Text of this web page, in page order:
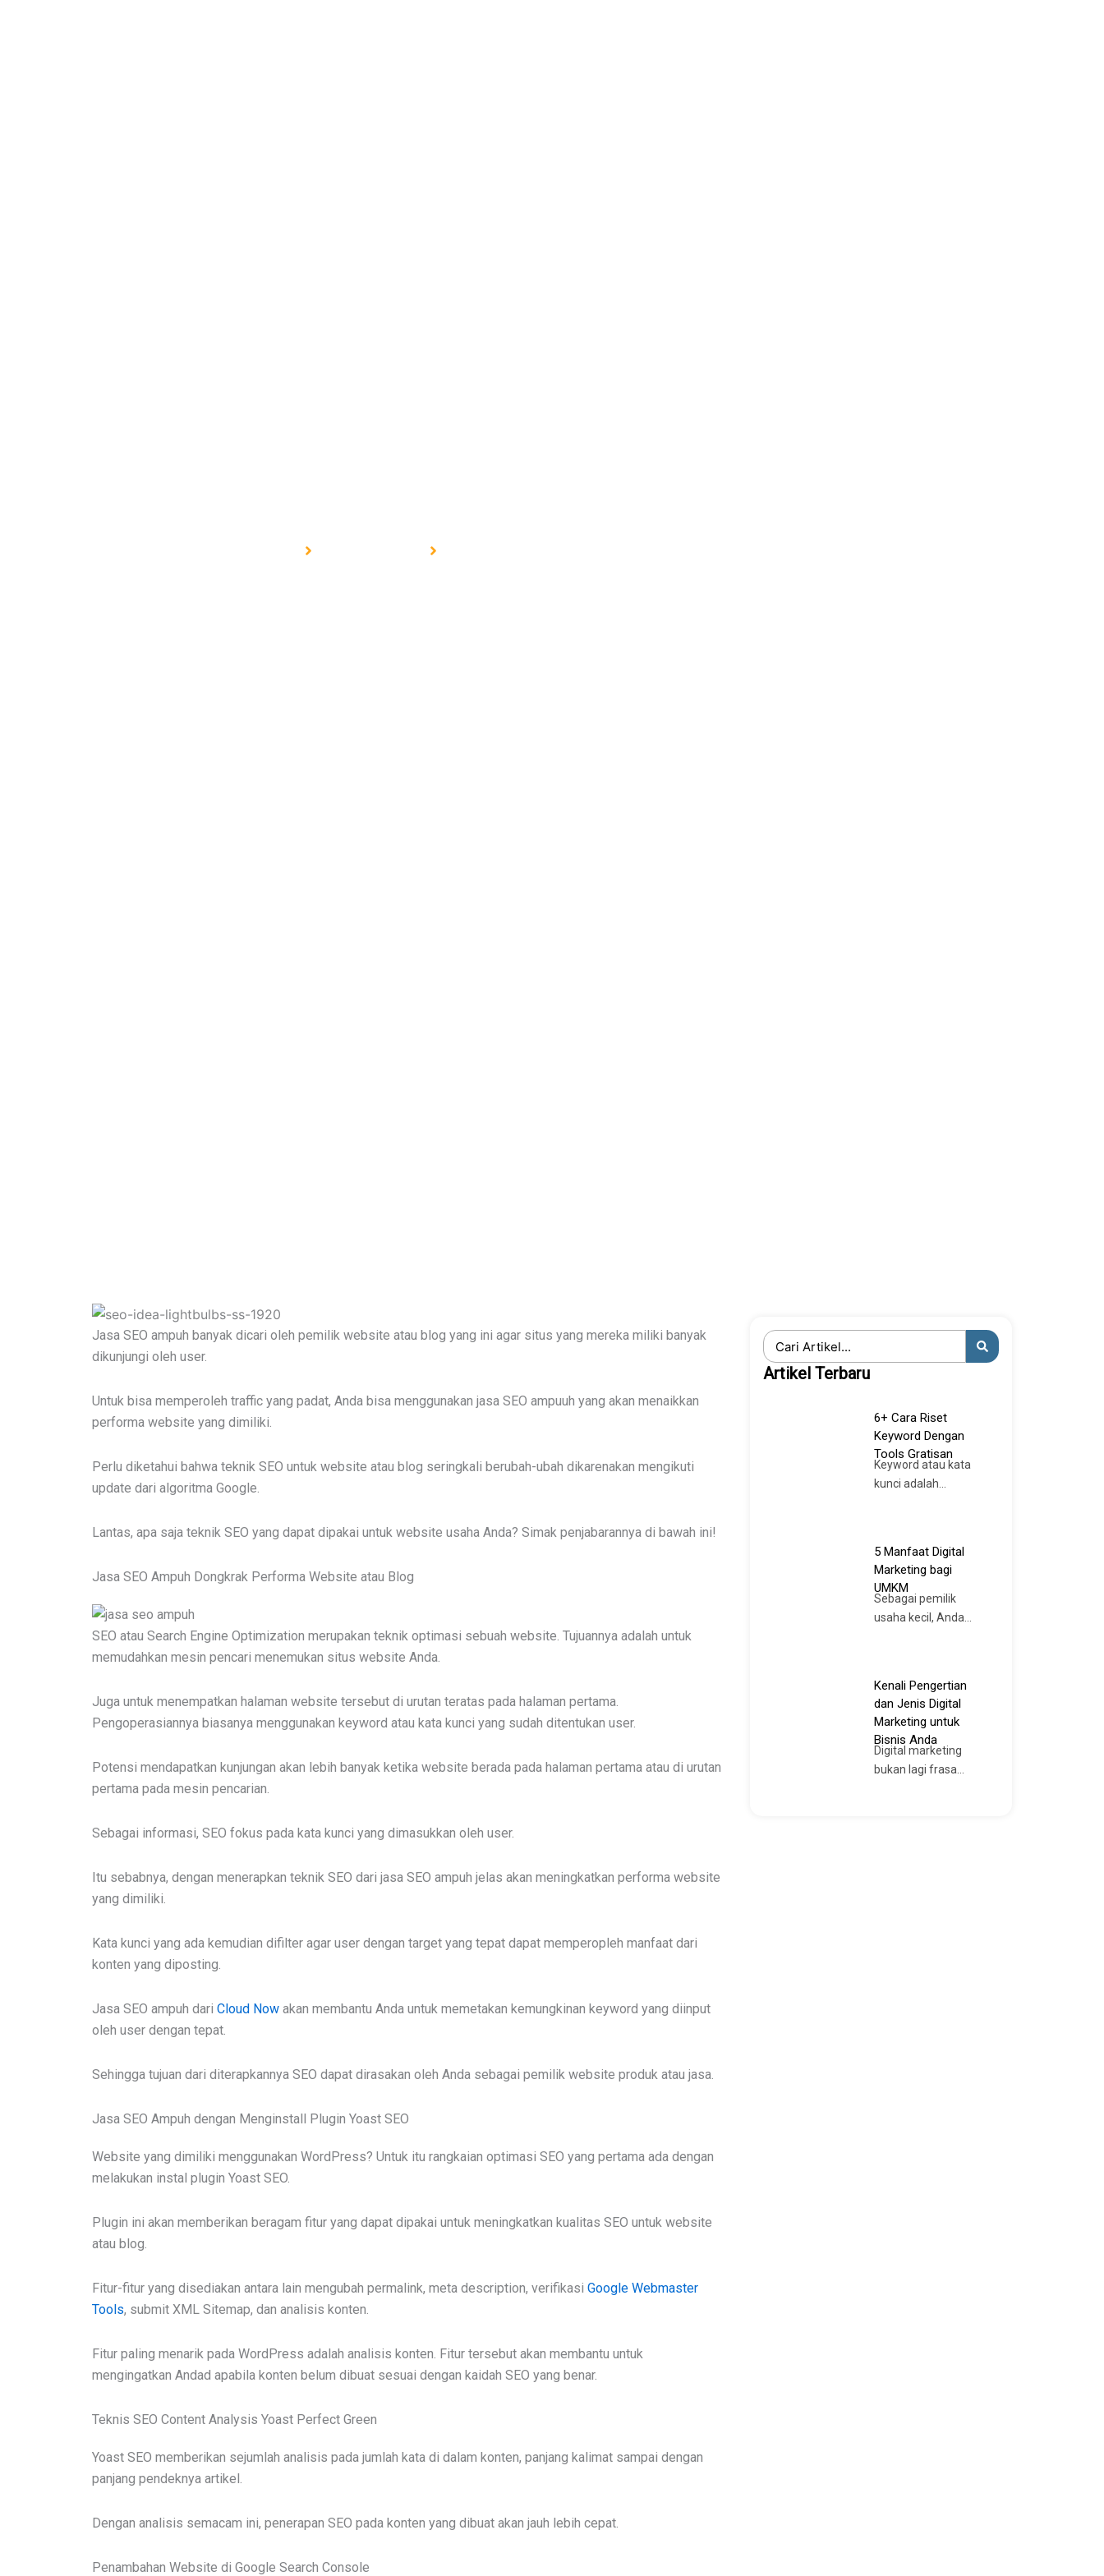
Jasa SEO ampuh banyak dicari oleh pemilik website atau blog yang ini agar situs yang mereka miliki banyak
dikunjungi oleh user.
Untuk bisa memperoleh traffic yang padat, Anda bisa menggunakan jasa SEO ampuuh yang akan menaikkan
performa website yang dimiliki.
Perlu diketahui bahwa teknik SEO untuk website atau blog seringkali berubah-ubah dikarenakan mengikuti
update dari algoritma Google.
Lantas, apa saja teknik SEO yang dapat dipakai untuk website usaha Anda? Simak penjabarannya di bawah ini!
Jasa SEO Ampuh Dongkrak Performa Website atau Blog
SEO atau Search Engine Optimization merupakan teknik optimasi sebuah website. Tujuannya adalah untuk
memudahkan mesin pencari menemukan situs website Anda.
Juga untuk menempatkan halaman website tersebut di urutan teratas pada halaman pertama.
Pengoperasiannya biasanya menggunakan keyword atau kata kunci yang sudah ditentukan user.
Potensi mendapatkan kunjungan akan lebih banyak ketika website berada pada halaman pertama atau di urutan
pertama pada mesin pencarian.
Sebagai informasi, SEO fokus pada kata kunci yang dimasukkan oleh user.
Itu sebabnya, dengan menerapkan teknik SEO dari jasa SEO ampuh jelas akan meningkatkan performa website
yang dimiliki.
Kata kunci yang ada kemudian difilter agar user dengan target yang tepat dapat memperopleh manfaat dari
konten yang diposting.
Jasa SEO ampuh dari Cloud Now akan membantu Anda untuk memetakan kemungkinan keyword yang diinput
oleh user dengan tepat.
Sehingga tujuan dari diterapkannya SEO dapat dirasakan oleh Anda sebagai pemilik website produk atau jasa.
Jasa SEO Ampuh dengan Menginstall Plugin Yoast SEO
Website yang dimiliki menggunakan WordPress? Untuk itu rangkaian optimasi SEO yang pertama ada dengan
melakukan instal plugin Yoast SEO.
Plugin ini akan memberikan beragam fitur yang dapat dipakai untuk meningkatkan kualitas SEO untuk website
atau blog.
Fitur-fitur yang disediakan antara lain mengubah permalink, meta description, verifikasi Google Webmaster
Tools, submit XML Sitemap, dan analisis konten.
Fitur paling menarik pada WordPress adalah analisis konten. Fitur tersebut akan membantu untuk
mengingatkan Andad apabila konten belum dibuat sesuai dengan kaidah SEO yang benar.
Teknis SEO Content Analysis Yoast Perfect Green
Yoast SEO memberikan sejumlah analisis pada jumlah kata di dalam konten, panjang kalimat sampai dengan
panjang pendeknya artikel.
Dengan analisis semacam ini, penerapan SEO pada konten yang dibuat akan jauh lebih cepat.
Penambahan Website di Google Search Console
Search
...
Artikel Terbaru
6+ Cara Riset
Keyword Dengan
Tools Gratisan
Keyword atau kata
kunci adalah...
5 Manfaat Digital
Marketing bagi
UMKM
Sebagai pemilik
usaha kecil, Anda...
Kenali Pengertian
dan Jenis Digital
Marketing untuk
Bisnis Anda
Digital marketing
bukan lagi frasa...